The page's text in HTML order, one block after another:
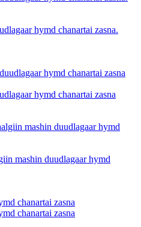
hymd chanartai zasna.
hymd chanartai zasna
mashin duudlagaar hymd
chanartai zasna
chanartai zasna